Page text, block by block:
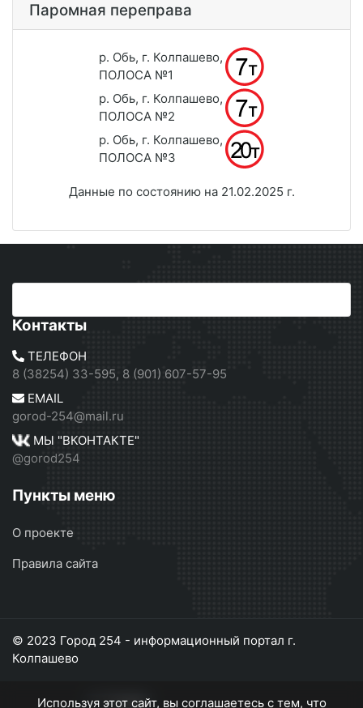
Паромная переправа
р. Обь, г. Колпашево,
ПОЛОСА №1
р. Обь, г. Колпашево,
ПОЛОСА №2
р. Обь, г. Колпашево,
ПОЛОСА №3
Данные по состоянию на 21.02.2025 г.
Контакты
ТЕЛЕФОН
8 (38254) 33-595, 8 (901) 607-57-95
EMAIL
gorod-254@mail.ru
МЫ "ВКОНТАКТЕ"
@gorod254
Пункты меню
О проекте
Правила сайта
© 2023 Город 254 - информационный портал г.
Колпашево
Используя этот сайт, вы соглашаетесь с тем, что